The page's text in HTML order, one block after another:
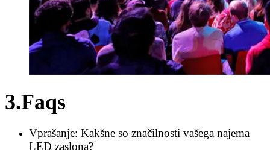
3.Faqs
Vprašanje: Kakšne so značilnosti vašega najema
LED zaslona?